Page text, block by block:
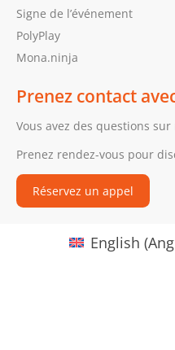
Signe de l’événement
PolyPlay
Mona.ninja
Prenez contact
Vous avez des questions sur
Prenez rendez-vous pour
Réservez un appel
English (